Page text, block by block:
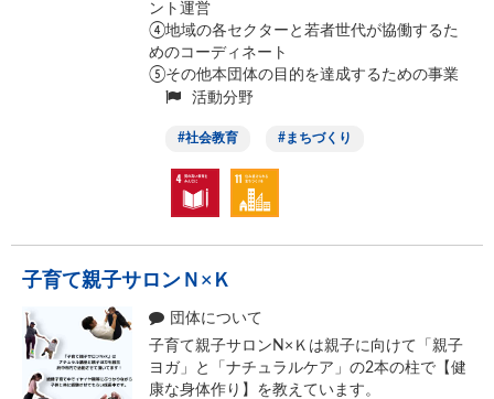
ント運営
④地域の各セクターと若者世代が協働するた
めのコーディネート
⑤その他本団体の目的を達成するための事業
活動分野
社会教育 まちづくり
子育て親子サロンＮ×Ｋ
団体について
子育て親子サロンN×Ｋは親子に向けて「親子
ヨガ」と「ナチュラルケア」の2本の柱で【健
康な身体作り】を教えています。